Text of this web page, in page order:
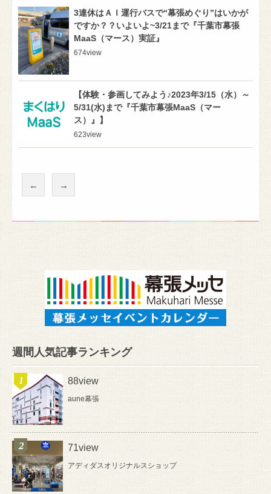
3連休はＡＩ運行バスで“幕張めぐり”はいかが
ですか？？いよいよ~3/21まで『千葉市幕張
MaaS（マース）実証』
674view
【体験・参画してみよう♪2023年3/15（水）～
5/31(水)まで『千葉市幕張MaaS（マー
ス）』】
623view
← →
週間人気記事ランキング
88view
aune幕張
71view
アディダスオリジナルスショップ